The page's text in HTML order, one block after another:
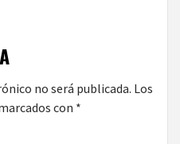
no será publicada. Los
con *